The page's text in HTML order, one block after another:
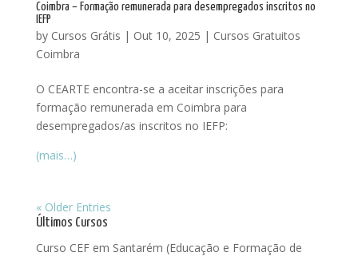
Coimbra – Formação remunerada para desempregados inscritos no
IEFP
by Cursos Grátis | Out 10, 2025 | Cursos Gratuitos
Coimbra
O CEARTE encontra-se a aceitar inscrições para
formação remunerada em Coimbra para
desempregados/as inscritos no IEFP:
(mais…)
« Older Entries
Últimos Cursos
Curso CEF em Santarém (Educação e Formação de